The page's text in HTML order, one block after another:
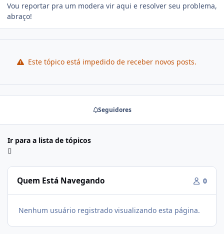
Vou reportar pra um modera vir aqui e resolver seu problema,
abraço!
Este tópico está impedido de receber novos posts.
Seguidores
Ir para a lista de tópicos
Quem Está Navegando 0
Nenhum usuário registrado visualizando esta página.